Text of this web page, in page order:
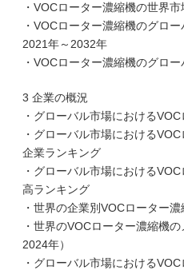
・VOCローター濃縮機の世界
・VOCローター濃縮機のグロ
2021年～2032年
・VOCローター濃縮機のグロ
3 企業の概況
・グローバル市場における
・グローバル市場における
企業ランキング
・グローバル市場における
高ランキング
・世界の企業別VOCローター
・世界のVOCローター濃縮機
2024年）
・グローバル市場における